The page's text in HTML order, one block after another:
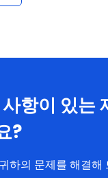
항이 있는
?
하의 문제를 해결해